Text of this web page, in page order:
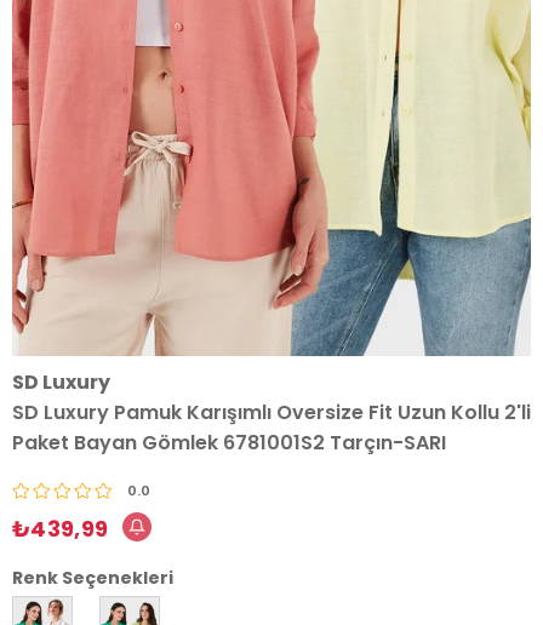
SD Luxury
SD Luxury Pamuk Karışımlı Oversize Fit Uzun Kollu 2'li
Paket Bayan Gömlek 6781001S2 Tarçın-SARI
0.0
₺439,99
Renk Seçenekleri